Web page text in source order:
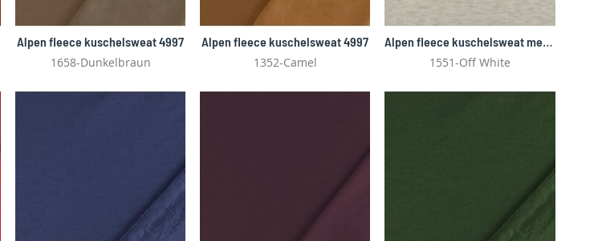
Alpen fleece kuschelsweat 4997
1658-Dunkelbraun
Alpen fleece kuschelsweat 4997
1352-Camel
Alpen fleece kuschelsweat melange 4997
1551-Off White